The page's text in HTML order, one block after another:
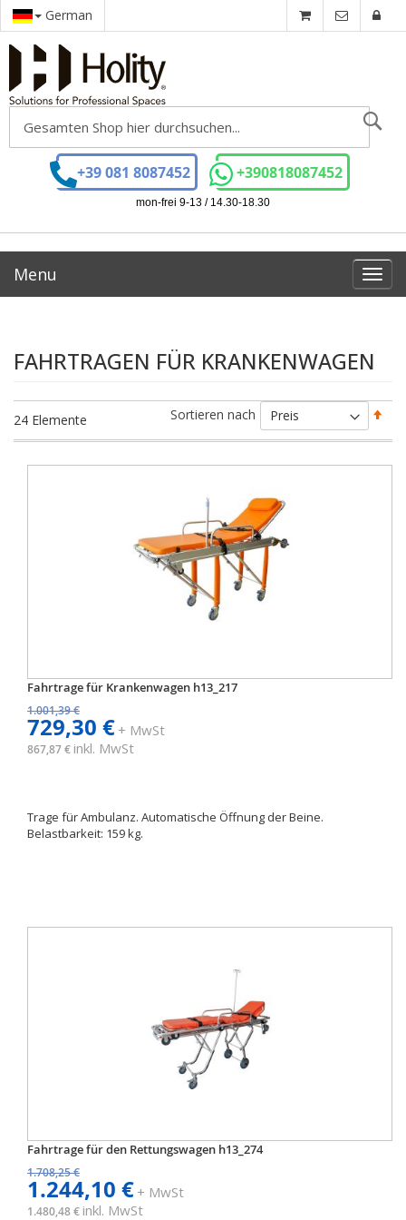
German
+39 081 8087452 +390818087452
mon-frei 9-13 / 14.30-18.30
Menu
FAHRTRAGEN FÜR KRANKENWAGEN
24 Elemente Sortieren nach
Fahrtrage für Krankenwagen h13_217
1.001,39 €
729,30 €+ MwSt
867,87 € inkl. MwSt
Trage für Ambulanz. Automatische Öffnung der Beine.
Belastbarkeit: 159 kg.
Fahrtrage für den Rettungswagen h13_274
1.708,25 €
1.244,10 €+ MwSt
1.480,48 € inkl. MwSt